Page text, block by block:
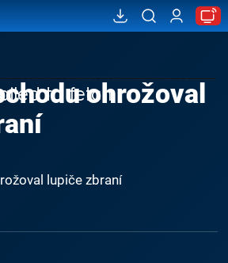
to fetchohrožoval
lupiče zbraní